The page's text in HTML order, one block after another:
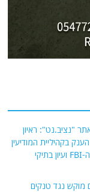
"נציב.נט": ראיון
הענק בקהיליית המודיעין
האמריקאית שעורר גל אנטישמיות והפריצה למחשבי ה-FBI ועיון בתיקי
מוקש נגד טנקים